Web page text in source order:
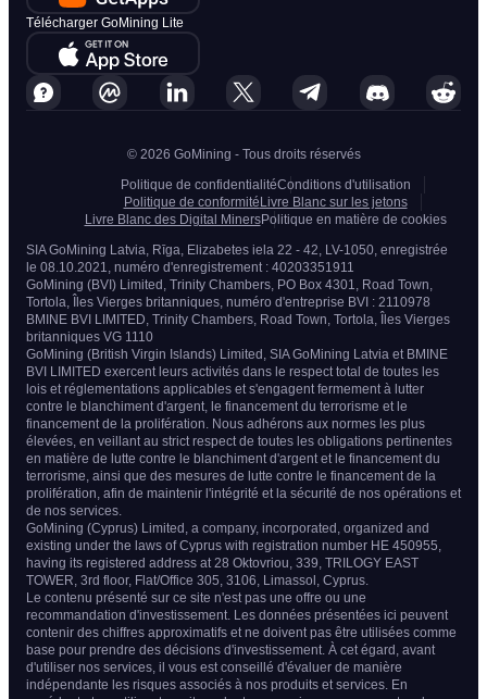
Télécharger GoMining Lite
© 2026 GoMining - Tous droits réservés
Politique de confidentialitéConditions d'utilisation
Politique de conformité Livre Blanc sur les jetons
Livre Blanc des Digital MinersPolitique en matière de cookies
SIA GoMining Latvia, Rīga, Elizabetes iela 22 - 42, LV-1050, enregistrée
le 08.10.2021, numéro d'enregistrement : 40203351911
GoMining (BVI) Limited, Trinity Chambers, PO Box 4301, Road Town,
Tortola, Îles Vierges britanniques, numéro d'entreprise BVI : 2110978
BMINE BVI LIMITED, Trinity Chambers, Road Town, Tortola, Îles Vierges
britanniques VG 1110
GoMining (British Virgin Islands) Limited, SIA GoMining Latvia et BMINE
BVI LIMITED exercent leurs activités dans le respect total de toutes les
lois et réglementations applicables et s'engagent fermement à lutter
contre le blanchiment d'argent, le financement du terrorisme et le
financement de la prolifération. Nous adhérons aux normes les plus
élevées, en veillant au strict respect de toutes les obligations pertinentes
en matière de lutte contre le blanchiment d'argent et le financement du
terrorisme, ainsi que des mesures de lutte contre le financement de la
prolifération, afin de maintenir l'intégrité et la sécurité de nos opérations et
de nos services.
GoMining (Cyprus) Limited, a company, incorporated, organized and
existing under the laws of Cyprus with registration number HE 450955,
having its registered address at 28 Oktovriou, 339, TRILOGY EAST
TOWER, 3rd floor, Flat/Office 305, 3106, Limassol, Cyprus.
Le contenu présenté sur ce site n'est pas une offre ou une
recommandation d'investissement. Les données présentées ici peuvent
contenir des chiffres approximatifs et ne doivent pas être utilisées comme
base pour prendre des décisions d'investissement. À cet égard, avant
d'utiliser nos services, il vous est conseillé d'évaluer de manière
indépendante les risques associés à nos produits et services. En